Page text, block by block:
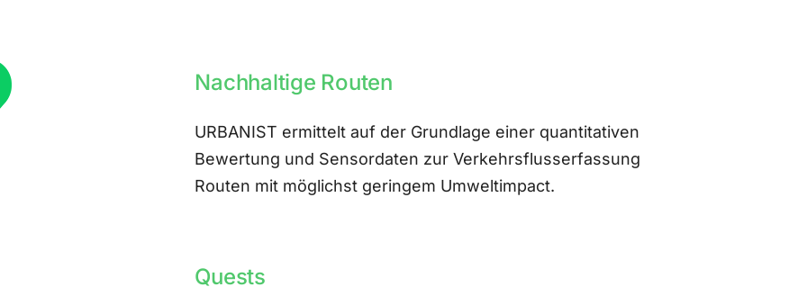
Nachhaltige Routen
URBANIST ermittelt auf der Grundlage einer quantitativen
Bewertung und Sensordaten zur Verkehrsflusserfassung
Routen mit möglichst geringem Umweltimpact.
Quests